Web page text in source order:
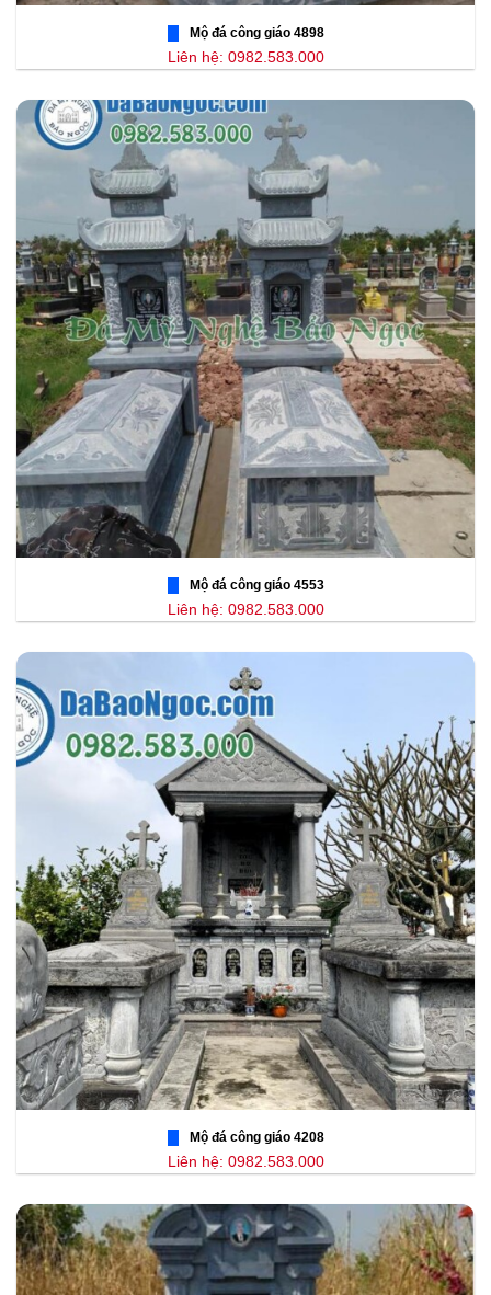
Mộ đá công giáo 4898
Liên hệ: 0982.583.000
Mộ đá công giáo 4553
Liên hệ: 0982.583.000
Mộ đá công giáo 4208
Liên hệ: 0982.583.000